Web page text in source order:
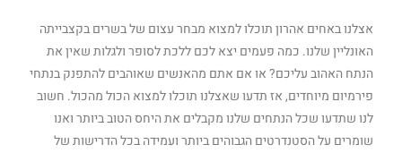
אצלנו באחים אהרון תוכלו למצוא מבחר עצום של בשרים בקצבייתה
האונליין שלנו. כמה פעמים יצא לכם ללכת לסופר ולגלות שאין את
הנתח האהוב עליכם? או אם אתם מהאנשים שאוהבים להתפנק בנתחי
פירמיום מיוחדים, אז תדעו שאצלנו תוכלו למצוא הכול מהכול. חשוב
לנו שתדעו שכל הנתחים שלנו מקבלים את היחס הטוב ביותר ואנו
שומרים על הסטנדרטים הגבוהים ביותר ועמידה בכל הדרישות של